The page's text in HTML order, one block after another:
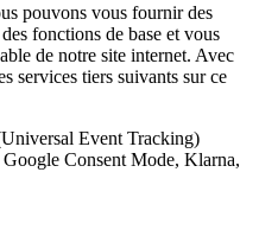
pouvons vous fournir des
fonctions de base et vous
de notre site internet. Avec
services tiers suivants sur ce
Event Tracking)
Consent Mode, Klarna,